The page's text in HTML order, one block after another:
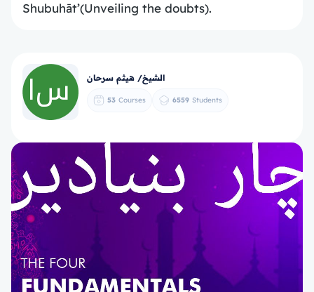
Shubuhāt’(Unveiling the doubts).
الشيخ/ هيثم سرحان
53 Courses 6559 Students